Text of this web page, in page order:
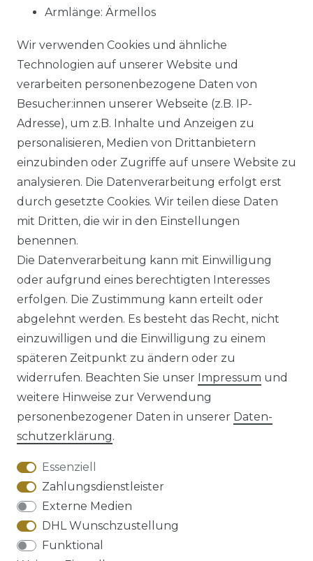
Armlänge: Ärmellos
Material:91 % Baumwolle, 7 % Polyester, 2 %
Elasthan
Stoffart: gewebt
NOS: Ja
91 % Baumwolle, 7 % Polyester, 2 %
Elasthan
Impressum Daten­schutz­erklärung
AGB Barrierefreiheitserklärung
Widerrufs­recht
Wir verwenden Cookies und ähnliche
Technologien auf unserer Website und
verarbeiten personenbezogene Daten von
Besucher:innen unserer Webseite (z.B. IP-
Adresse), um z.B. Inhalte und Anzeigen zu
personalisieren, Medien von Drittanbietern
einzubinden oder Zugriffe auf unsere Website zu
analysieren. Die Datenverarbeitung erfolgt erst
durch gesetzte Cookies. Wir teilen diese Daten
mit Dritten, die wir in den Einstellungen
benennen.
Die Datenverarbeitung kann mit Einwilligung
oder aufgrund eines berechtigten Interesses
erfolgen. Die Zustimmung kann erteilt oder
abgelehnt werden. Es besteht das Recht, nicht
einzuwilligen und die Einwilligung zu einem
späteren Zeitpunkt zu ändern oder zu
widerrufen. Beachten Sie unser Impressum und
weitere Hinweise zur Verwendung
personenbezogener Daten in unserer Daten­
schutz­erklärung.
Essenziell
Zahlungsdienstleister
Externe Medien
DHL Wunschzustellung
Funktional